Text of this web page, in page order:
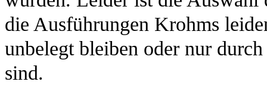
die Ausführungen Krohms
unbelegt bleiben oder nur
sind.